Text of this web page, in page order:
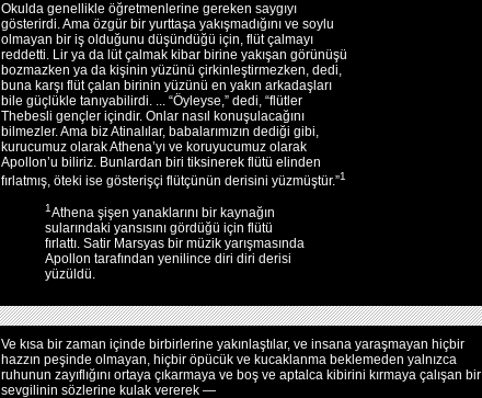
Okulda genellikle öğretmenlerine gereken saygıyı
gösterirdi. Ama özgür bir yurttaşa yakışmadığını ve soylu
olmayan bir iş olduğunu düşündüğü için, flüt çalmayı
reddetti. Lir ya da lüt çalmak kibar birine yakışan görünüşü
bozmazken ya da kişinin yüzünü çirkinleştirmezken, dedi,
buna karşı flüt çalan birinin yüzünü en yakın arkadaşları
bile güçlükle tanıyabilirdi. ... “Öyleyse,” dedi, “flütler
Thebesli gençler içindir. Onlar nasıl konuşulacağını
bilmezler. Ama biz Atinalılar, babalarımızın dediği gibi,
kurucumuz olarak Athena’yı ve koruyucumuz olarak
Apollon’u biliriz. Bunlardan biri tiksinerek flütü elinden
fırlatmış, öteki ise gösterişçi flütçünün derisini yüzmüştür.”1
1Athena şişen yanaklarını bir kaynağın
sularındaki yansısını gördüğü için flütü
fırlattı. Satir Marsyas bir müzik yarışmasında
Apollon tarafından yenilince diri diri derisi
yüzüldü.
Ve kısa bir zaman içinde birbirlerine yakınlaştılar, ve insana yaraşmayan hiçbir
hazzın peşinde olmayan, hiçbir öpücük ve kucaklanma beklemeden yalnızca
ruhunun zayıflığını ortaya çıkarmaya ve boş ve aptalca kibirini kırmaya çalışan bir
sevgilinin sözlerine kulak vererek —